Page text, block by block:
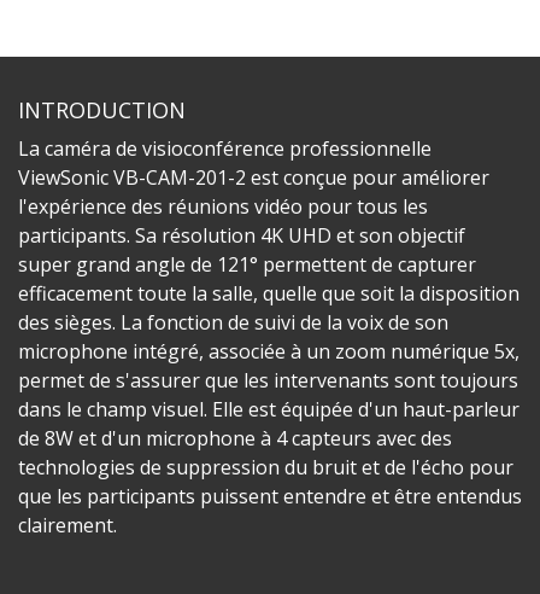
INTRODUCTION
La caméra de visioconférence professionnelle
ViewSonic VB-CAM-201-2 est conçue pour améliorer
l'expérience des réunions vidéo pour tous les
participants. Sa résolution 4K UHD et son objectif
super grand angle de 121° permettent de capturer
efficacement toute la salle, quelle que soit la disposition
des sièges. La fonction de suivi de la voix de son
microphone intégré, associée à un zoom numérique 5x,
permet de s'assurer que les intervenants sont toujours
dans le champ visuel. Elle est équipée d'un haut-parleur
de 8W et d'un microphone à 4 capteurs avec des
technologies de suppression du bruit et de l'écho pour
que les participants puissent entendre et être entendus
clairement.